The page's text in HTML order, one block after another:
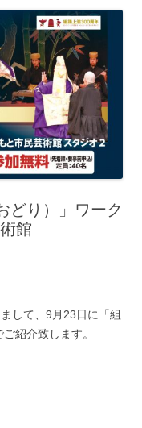
どり）」ワーク
館
して、9月23日に「組
紹介致します。